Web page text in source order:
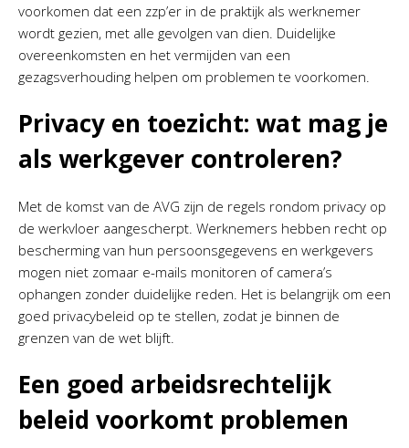
voorkomen dat een zzp’er in de praktijk als werknemer
wordt gezien, met alle gevolgen van dien. Duidelijke
overeenkomsten en het vermijden van een
gezagsverhouding helpen om problemen te voorkomen.
Privacy en toezicht: wat mag je
als werkgever controleren?
Met de komst van de AVG zijn de regels rondom privacy op
de werkvloer aangescherpt. Werknemers hebben recht op
bescherming van hun persoonsgegevens en werkgevers
mogen niet zomaar e-mails monitoren of camera’s
ophangen zonder duidelijke reden. Het is belangrijk om een
goed privacybeleid op te stellen, zodat je binnen de
grenzen van de wet blijft.
Een goed arbeidsrechtelijk
beleid voorkomt problemen